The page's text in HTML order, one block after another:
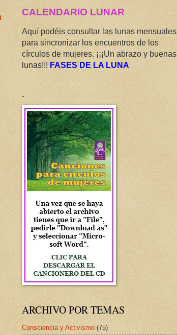
CALENDARIO LUNAR
Aquí podéis consultar las lunas mensuales
para sincronizar los encuentros de los
círculos de mujeres. ¡¡¡Un abrazo y buenas
lunas!!! FASES DE LA LUNA
.
ARCHIVO POR TEMAS
Consciencia y Activismo (75)